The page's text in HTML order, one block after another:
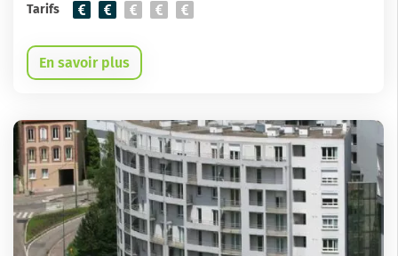
Tarifs
En savoir plus